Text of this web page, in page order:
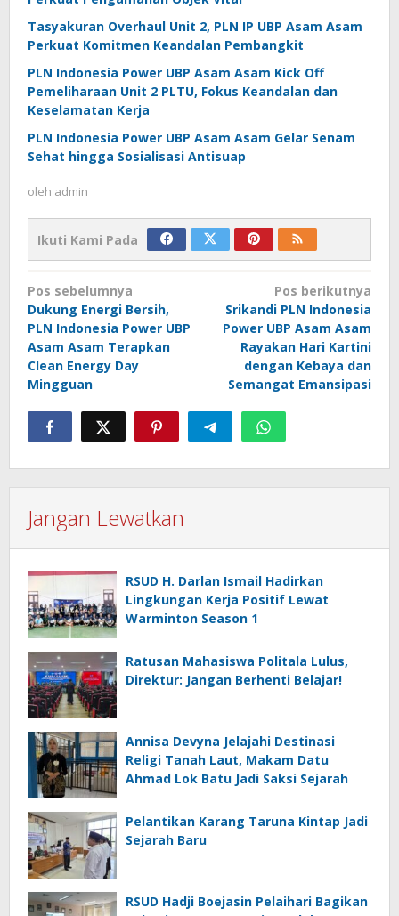
Tasyakuran Overhaul Unit 2, PLN IP UBP Asam Asam
Perkuat Komitmen Keandalan Pembangkit
PLN Indonesia Power UBP Asam Asam Kick Off
Pemeliharaan Unit 2 PLTU, Fokus Keandalan dan
Keselamatan Kerja
PLN Indonesia Power UBP Asam Asam Gelar Senam
Sehat hingga Sosialisasi Antisuap
oleh admin
Ikuti Kami Pada
Navigasi
pos
Pos sebelumnya
Dukung Energi Bersih,
PLN Indonesia Power UBP
Asam Asam Terapkan
Clean Energy Day
Mingguan
Pos berikutnya
Srikandi PLN Indonesia
Power UBP Asam Asam
Rayakan Hari Kartini
dengan Kebaya dan
Semangat Emansipasi
Jangan Lewatkan
RSUD H. Darlan Ismail Hadirkan
Lingkungan Kerja Positif Lewat
Warminton Season 1
Ratusan Mahasiswa Politala Lulus,
Direktur: Jangan Berhenti Belajar!
Annisa Devyna Jelajahi Destinasi
Religi Tanah Laut, Makam Datu
Ahmad Lok Batu Jadi Saksi Sejarah
Pelantikan Karang Taruna Kintap Jadi
Sejarah Baru
RSUD Hadji Boejasin Pelaihari Bagikan